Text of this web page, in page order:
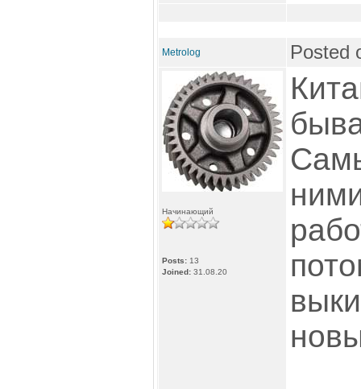
Metrolog Posted
Начинающий
Posts: 13
Joined: 31.08.20